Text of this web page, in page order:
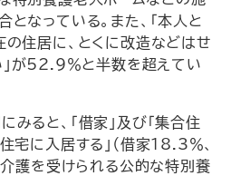
なっている。また、「本人と
の住居に、とくに改造などはせ
が52.9％と半数を超えてい
ると、「借家」及び「集合住
宅に入居する」（借家18.3％、
護を受けられる公的な特別養